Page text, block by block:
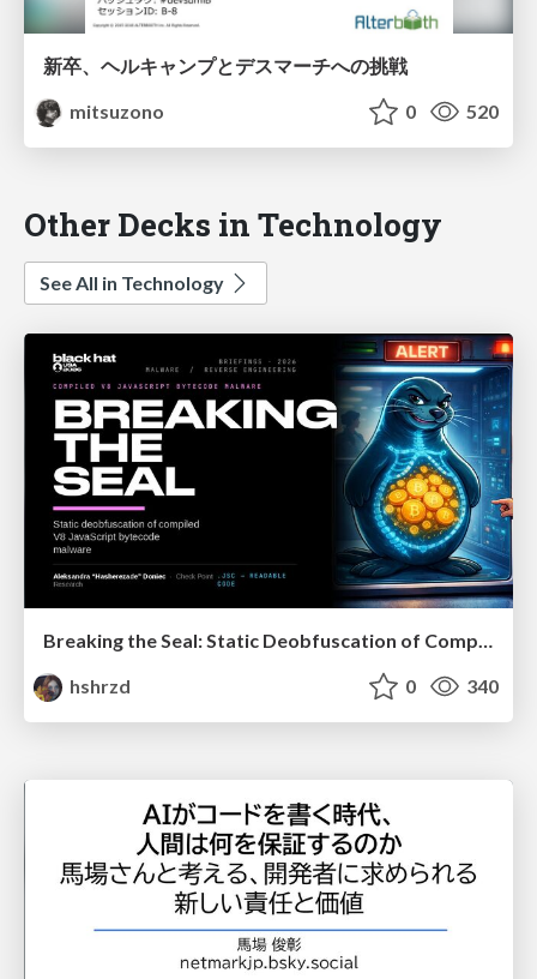
新卒、ヘルキャンプとデスマーチへの挑戦
mitsuzono
0 520
Other Decks in Technology
See All in Technology
Breaking the Seal: Static Deobfuscation of Compiled V8 JavaScript Bytecode Malware
hshrzd
0 340